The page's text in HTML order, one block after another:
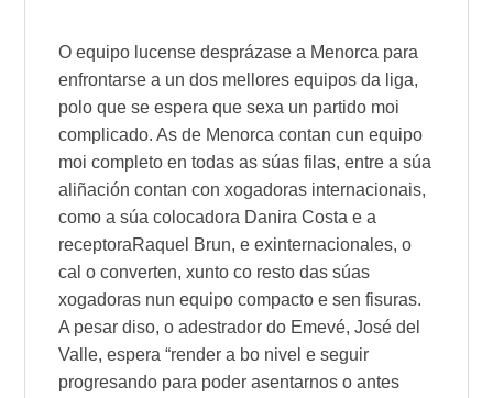
O equipo lucense desprázase a Menorca para
enfrontarse a un dos mellores equipos da liga,
polo que se espera que sexa un partido moi
complicado. As de Menorca contan cun equipo
moi completo en todas as súas filas, entre a súa
aliñación contan con xogadoras internacionais,
como a súa colocadora Danira Costa e a
receptoraRaquel Brun, eexinternacionales, o
cal o converten, xunto co resto das súas
xogadoras nun equipo compacto e sen fisuras.
A pesar diso, o adestrador do Emevé,José del
Valle, espera “render a bo nivel e seguir
progresando para poder asentarnos o antes